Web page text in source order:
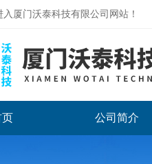
厦门沃泰科技有限公司网站！
公司简介